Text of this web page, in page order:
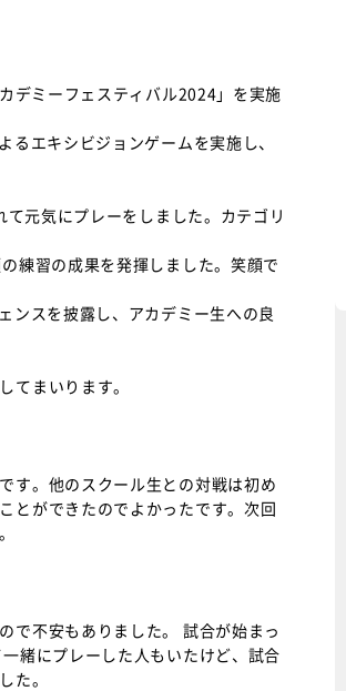
デミーフェスティバル2024」を実施
エキシビジョンゲームを実施し、
元気にプレーをしました。カテゴリ
練習の成果を発揮しました。笑顔で
ンスを披露し、アカデミー生への良
まいります。
す。他のスクール生との対戦は初め
とができたのでよかったです。次回
で不安もありました。 試合が始まっ
緒にプレーした人もいたけど、試合
た。